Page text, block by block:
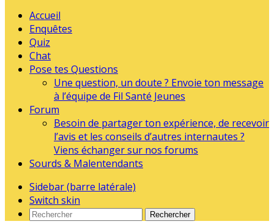
Accueil
Enquêtes
Quiz
Chat
Pose tes Questions
Une question, un doute ? Envoie ton message
à l’équipe de Fil Santé Jeunes
Forum
Besoin de partager ton expérience, de recevoir
l’avis et les conseils d’autres internautes ?
Viens échanger sur nos forums
Sourds & Malentendants
Sidebar (barre latérale)
Switch skin
Rechercher